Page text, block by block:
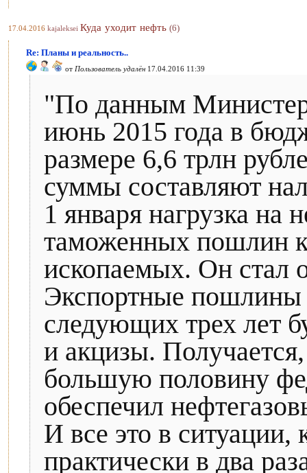
17.04.2016 kajaleksei Куда уходит нефть (6)
Re: Планы и реальность..
от Пользователь удалён 17.04.2016 11:39
"По данным
июнь 2015 года в
размере 6,6 трлн
суммы составляют
1 января нагрузка на
таможенных пошлин
ископаемых. Он стал
Экспортные пошлины
следующих трех лет
и акцизы.
большую половину
обеспечил
И все это в ситуации,
практически в два